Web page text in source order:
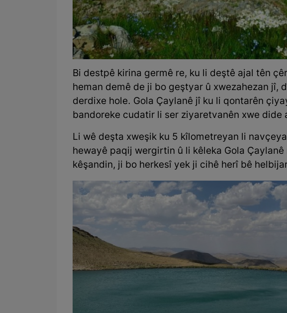
Bi destpê kirina germê re, ku li deştê ajal tên
heman demê de ji bo geştyar û xwezahezan jî,
derdixe hole. Gola Çaylanê jî ku li qontarên
bandoreke cudatir li ser ziyaretvanên xwe dide
Li wê deşta xweşik ku 5 kîlometreyan li
hewayê paqij wergirtin û li kêleka Gola
kêşandin, ji bo herkesî yek ji cihê herî bê